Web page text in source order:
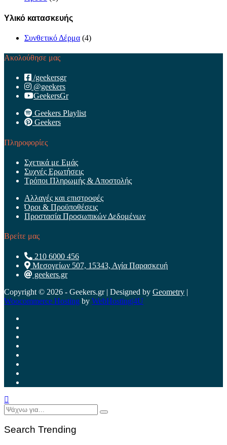
Υλικό κατασκευής
Συνθετικό Δέρμα (4)
Ακολούθησε μας
/geekersgr
@geekers
GeekersGr
Geekers Playlist
Geekers
Πληροφορίες
Σχετικά με Εμάς
Συχνές Ερωτήσεις
Τρόποι Πληρωμής & Αποστολής
Αλλαγές και επιστροφές
Όροι & Προϋποθέσεις
Προστασία Προσωπικών Δεδομένων
Βρείτε μας
210 6000 456
Μεσογείων 507, 15343, Αγία Παρασκευή
geekers.gr
Copyright © 2026 - Geekers.gr | Designed by Geometry |
Woocommerce Hosting by WebHosting|4U
Search Trending